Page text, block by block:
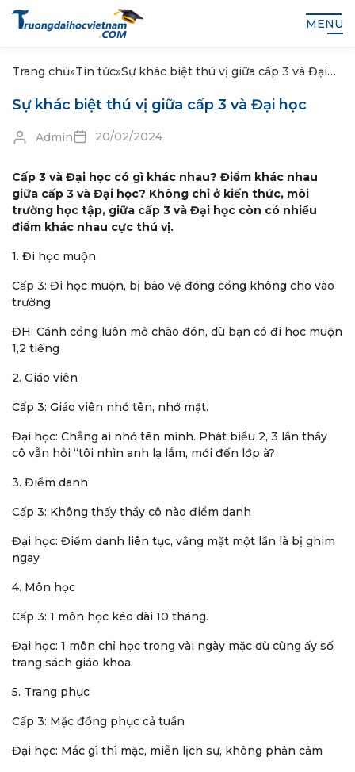
MENU
Trang chủ»Tin tức»Sự khác biệt thú vị giữa cấp 3 và Đại
Sự khác biệt thú vị giữa cấp 3 và Đại học
Admin 20/02/2024
Cấp 3 và Đại học có gì khác nhau? Điểm khác nhau
giữa cấp 3 và Đại học? Không chỉ ở kiến thức, môi
trường học tập, giữa cấp 3 và Đại học còn có nhiều
điểm khác nhau cực thú vị.
1. Đi học muộn
Cấp 3: Đi học muộn, bị bảo vệ đóng cổng không cho vào
trường
ĐH: Cánh cổng luôn mở chào đón, dù bạn có đi học muộn
1,2 tiếng
2. Giáo viên
Cấp 3: Giáo viên nhớ tên, nhớ mặt.
Đại học: Chẳng ai nhớ tên mình. Phát biểu 2, 3 lần thầy
cô vẫn hỏi “tôi nhìn anh lạ lắm, mới đến lớp à?
3. Điểm danh
Cấp 3: Không thấy thầy cô nào điểm danh
Đại học: Điểm danh liên tục, vắng mặt một lần là bị ghim
ngay
4. Môn học
Cấp 3: 1 môn học kéo dài 10 tháng.
Đại học: 1 môn chỉ học trong vài ngày mặc dù cùng ấy số
trang sách giáo khoa.
5. Trang phục
Cấp 3: Mặc đồng phục cả tuần
Đại học: Mắc gì thì mặc, miễn lịch sự, không phản cảm